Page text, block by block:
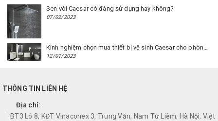
Sen vòi Caesar có đáng sử dụng hay không?
07/02/2023
Kinh nghiệm chọn mua thiết bị vệ sinh Caesar cho phòng trọ
12/01/2023
THÔNG TIN LIÊN HỆ
Địa chỉ:
BT3 Lô 8, KĐT Vinaconex 3, Trung Văn, Nam Từ Liêm, Hà Nội, Việt